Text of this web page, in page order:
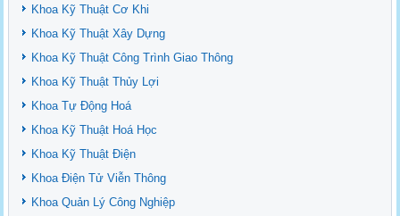
Khoa Kỹ Thuật Cơ Khi
Khoa Kỹ Thuật Xây Dựng
Khoa Kỹ Thuật Công Trình Giao Thông
Khoa Kỹ Thuật Thủy Lợi
Khoa Tự Động Hoá
Khoa Kỹ Thuật Hoá Học
Khoa Kỹ Thuật Điện
Khoa Điện Tử Viễn Thông
Khoa Quản Lý Công Nghiệp